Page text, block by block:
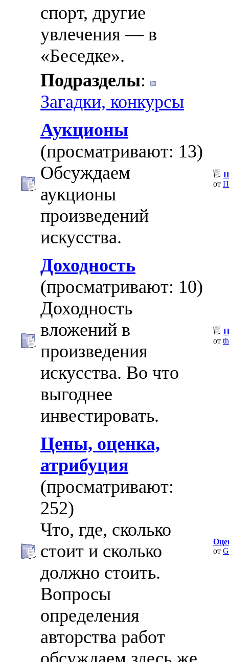
спорт, другие
увлечения — в
«Беседке».
Подразделы:
Загадки, конкурсы
Аукционы
(просматривают: 13)
Обсуждаем
аукционы
произведений
искусства.
от
Доходность
(просматривают: 10)
Доходность
вложений в
произведения
искусства. Во что
выгоднее
инвестировать.
от
Цены, оценка,
атрибуция
(просматривают:
252)
Что, где, сколько
стоит и сколько
должно стоить.
Вопросы
определения
авторства работ
от